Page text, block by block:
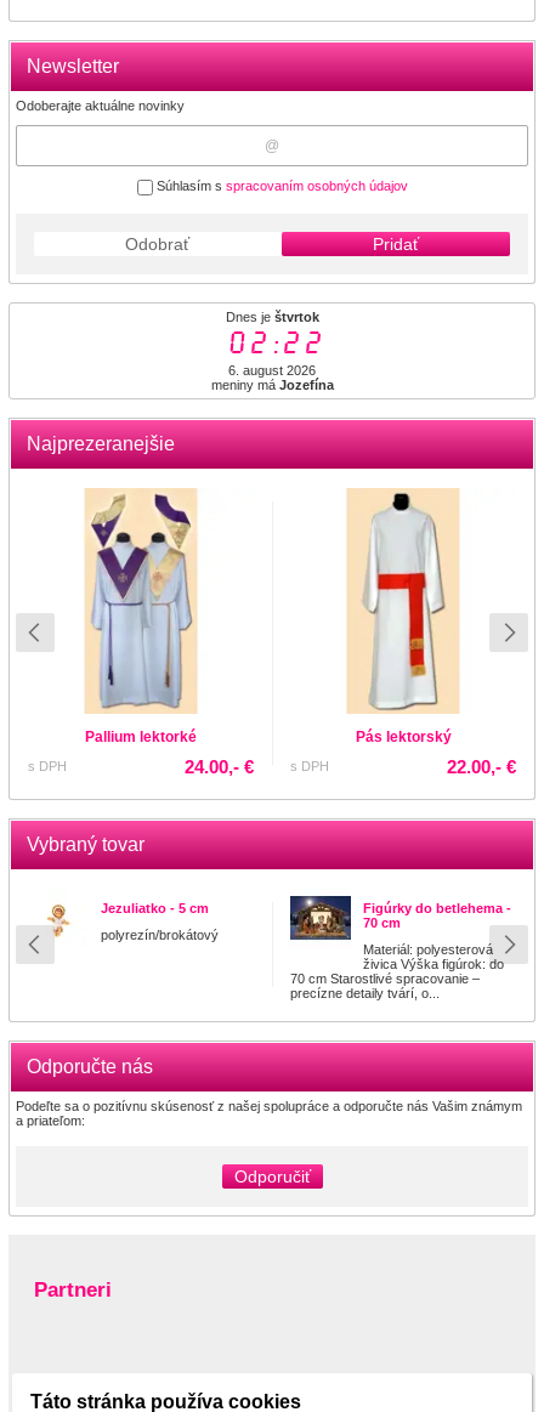
Newsletter
Odoberajte aktuálne novinky
Súhlasím s spracovaním osobných údajov
Odobrať Pridať
Dnes je štvrtok
02:22
6. august 2026
meniny má Jozefína
Najprezeranejšie
Pallium lektorké
s DPH 24.00,- €
Pás lektorský
s DPH 22.00,- €
Vybraný tovar
Jezuliatko - 5 cm
polyrezín/brokátový
Figúrky do betlehema -
70 cm
Materiál: polyesterová
živica Výška figúrok: do
70 cm Starostlivé spracovanie –
precízne detaily tvárí, o...
Odporučte nás
Podeľte sa o pozitívnu skúsenosť z našej spolupráce a odporučte nás Vašim známym
a priateľom:
Odporučiť
Partneri
Táto stránka používa cookies